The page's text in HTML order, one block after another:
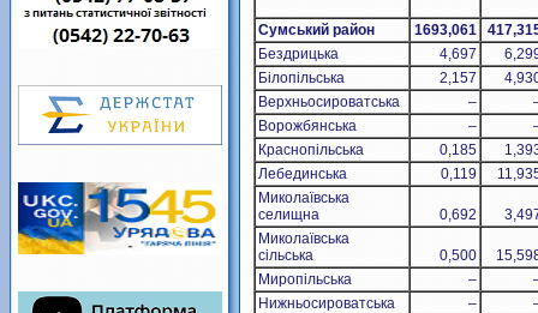
Сумський район 1693,061
Бездрицька
4,697
Білопільська
2,157
Верхньосироватська
–
Ворожбянська
–
Краснопільська
0,185
Лебединська
0,119
Миколаївська
селищна
0,692
Миколаївська
сільська
0,500
Миропільська
–
Нижньосироватська
–